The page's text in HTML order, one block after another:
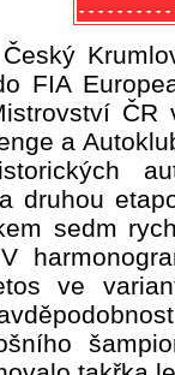
- - - - - - - - -
FIA
ČR
a
druhou
sedm
ve